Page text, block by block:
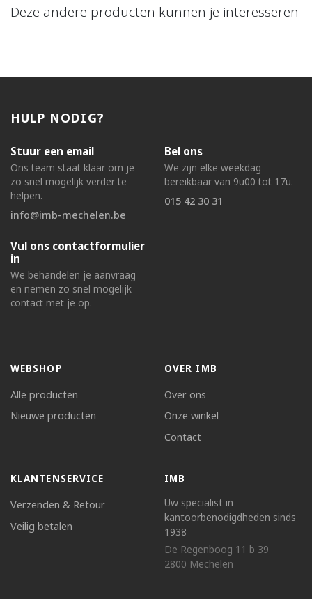
Deze andere producten kunnen je interesseren
HULP NODIG?
Stuur een email
Ons team staat klaar om je
zo snel mogelijk verder te
helpen.
info@imb-mechelen.be
Bel ons
We zijn elke weekdag
bereikbaar van 9u00 tot 17u.
015 42 30 31
Vul ons contactformulier
in
We behandelen je aanvraag
en nemen zo snel mogelijk
contact met je op.
WEBSHOP
Alle producten
Nieuwe producten
OVER IMB
Over ons
Onze winkel
Contact
KLANTENSERVICE
Verzenden & Retour
Veilig betalen
IMB
Uw specialist in
kantoorbenodigdheden sinds
1938
De Regenboog 11 b 39
2800 Mechelen